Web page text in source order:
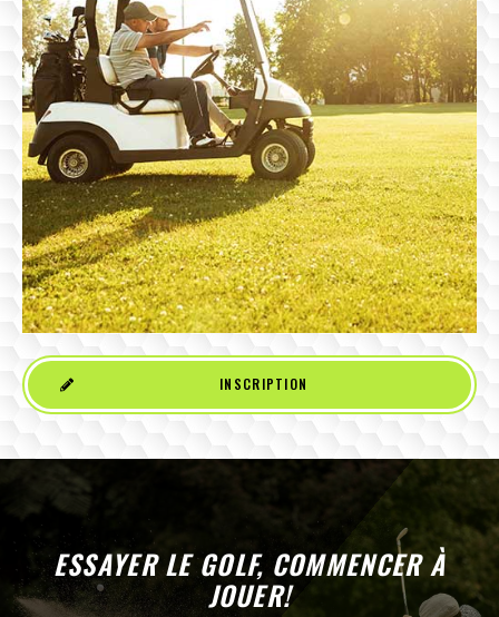
INSCRIPTION
ESSAYER LE GOLF, COMMENCER À
JOUER!